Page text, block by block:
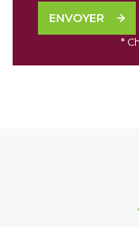
ENVOYER
*